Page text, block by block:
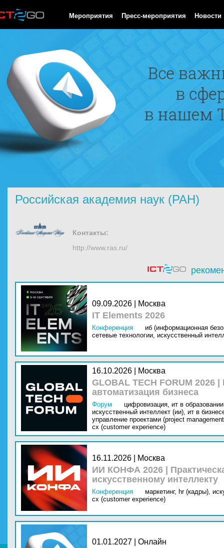
Мероприятия Пресс-мероприятия Новости
Российская академия наук (РАН)
Контакты:
http://www.ras.ru/
09.09.2026 | Москва
IT Elements 2026
Конференция
иб (информационная
сетевые технологии, искусственный
16.10.2026 | Москва
GLOBAL TECH FORUM
автоматизация бизнеса
Форум цифровизация, ит в
искусственный интеллект (ии), ит в
управление проектами (project
cx (customer experience)
16.11.2026 | Москва
ИИ КОНФА 2026 |
искусственному интеллекту
Конференция маркетинг, hr (кадры),
cx (customer experience)
01.01.2027 | Онлайн